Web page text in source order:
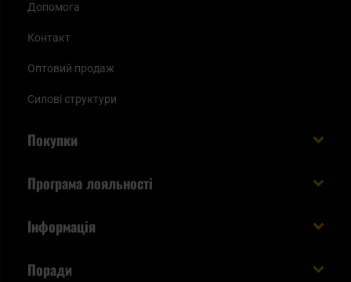
Допомога
Контакт
Оптовий продаж
Силові структури
Покупки
Способи оплати
Статус замовлення
Програма лояльності
Увійдіть в систему
Інформація
Поради